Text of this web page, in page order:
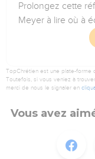
Prolongez cette
Meyer à lire où à
TopChrétien est une plate-forme
Toutefois, si vous veniez à
merci de nous le signaler en
Vous avez